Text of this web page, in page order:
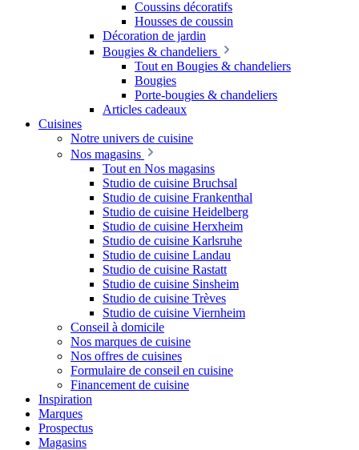
Coussins décoratifs
Housses de coussin
Décoration de jardin
Bougies & chandeliers
Tout en Bougies & chandeliers
Bougies
Porte-bougies & chandeliers
Articles cadeaux
Cuisines
Notre univers de cuisine
Nos magasins
Tout en Nos magasins
Studio de cuisine Bruchsal
Studio de cuisine Frankenthal
Studio de cuisine Heidelberg
Studio de cuisine Herxheim
Studio de cuisine Karlsruhe
Studio de cuisine Landau
Studio de cuisine Rastatt
Studio de cuisine Sinsheim
Studio de cuisine Trèves
Studio de cuisine Viernheim
Conseil à domicile
Nos marques de cuisine
Nos offres de cuisines
Formulaire de conseil en cuisine
Financement de cuisine
Inspiration
Marques
Prospectus
Magasins